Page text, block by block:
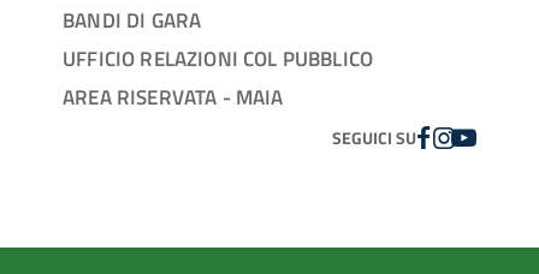
BANDI DI GARA
UFFICIO RELAZIONI COL PUBBLICO
AREA RISERVATA - MAIA
SEGUICI SUFACEBOOK
INSTAGRAM
YOUTUBE